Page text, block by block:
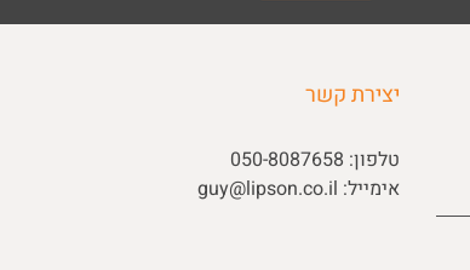
יצירת קשר
טלפון: 050-8087658
אימייל: guy@lipson.co.il